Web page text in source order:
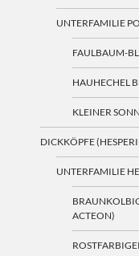
UNTERFAMILIE
FAULBAUM-
HAUHECHEL
KLEINER
DICKKÖPFE
UNTERFAMILIE
ACTEON)